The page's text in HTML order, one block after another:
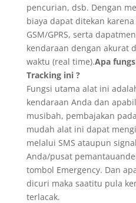
pencurian, dsb. Dengan
biaya dapat ditekan
GSM/GPRS, serta
kendaraan dengan akurat
waktu (real time).Apa
Tracking ini ?
Fungsi utama alat ini
kendaraan Anda dan
musibah, pembajakan
mudah alat ini dapat
melalui SMS ataupun
Anda/pusat
tombol Emergency. Dan
dicuri maka saatitu pula
terlacak.